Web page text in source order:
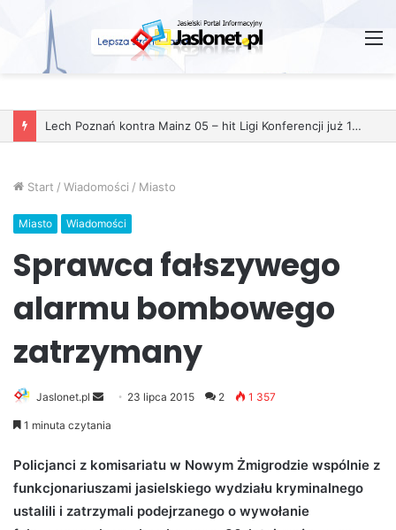
Start / Wiadomości / Miasto
Miasto Wiadomości
Sprawca fałszywego
alarmu bombowego
zatrzymany
Jaslonet.pl
e
d
a
23 lipca 2015 2 1 357
1 minuta czytania
Policjanci z komisariatu w Nowym Żmigrodzie wspólnie z
funkcjonariuszami jasielskiego wydziału kryminalnego
ustalili i zatrzymali podejrzanego o wywołanie